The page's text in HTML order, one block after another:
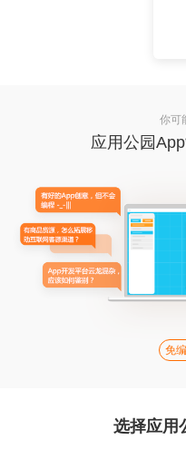
你可
应用公园
免
选择应用